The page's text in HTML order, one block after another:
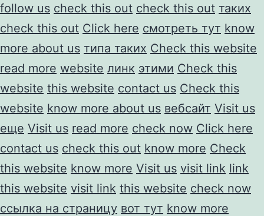
follow us check this out check this out таких
check this out Click here смотреть тут know
more about us типа таких Check this website
read more website линк этими Check this
website this website contact us Check this
website know more about us вебсайт Visit us
еще Visit us read more check now Click here
contact us check this out know more Check
this website know more Visit us visit link link
this website visit link this website check now
ссылка на страницу вот тут know more